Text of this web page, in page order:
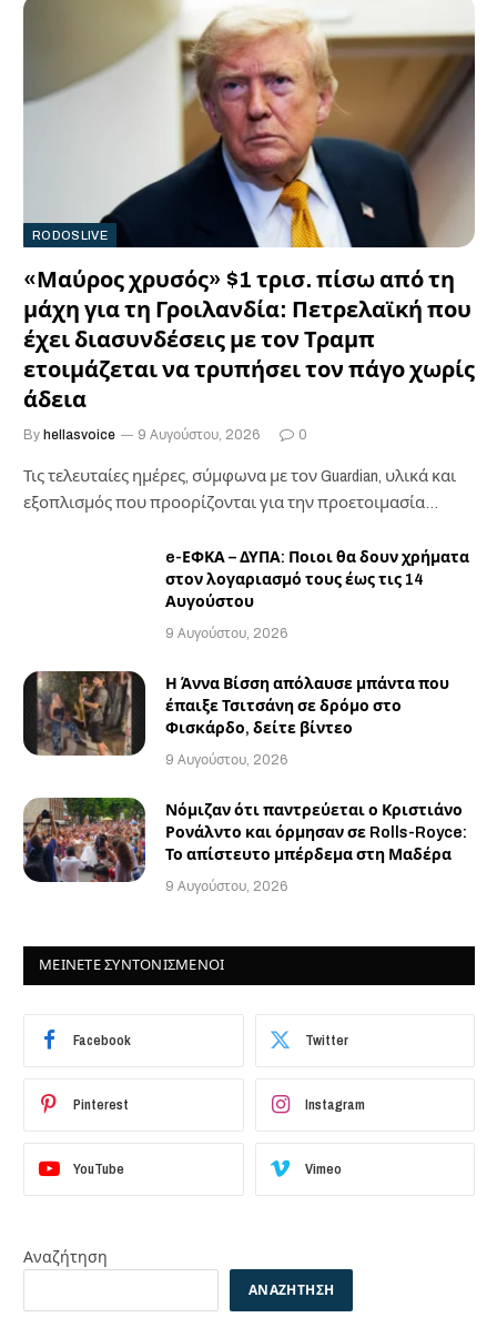
RODOSLIVE
«Μαύρος χρυσός» $1 τρισ. πίσω από τη
μάχη για τη Γροιλανδία: Πετρελαϊκή που
έχει διασυνδέσεις με τον Τραμπ
ετοιμάζεται να τρυπήσει τον πάγο χωρίς
άδεια
By hellasvoice 9 Αυγούστου, 2026 0
Τις τελευταίες ημέρες, σύμφωνα με τον Guardian, υλικά και
εξοπλισμός που προορίζονται για την προετοιμασία…
e-ΕΦΚΑ – ΔΥΠΑ: Ποιοι θα δουν χρήματα
στον λογαριασμό τους έως τις 14
Αυγούστου
9 Αυγούστου, 2026
Η Άννα Βίσση απόλαυσε μπάντα που
έπαιξε Τσιτσάνη σε δρόμο στο
Φισκάρδο, δείτε βίντεο
9 Αυγούστου, 2026
Νόμιζαν ότι παντρεύεται ο Κριστιάνο
Ρονάλντο και όρμησαν σε Rolls-Royce:
Το απίστευτο μπέρδεμα στη Μαδέρα
9 Αυγούστου, 2026
ΜΕΙΝΕΤΕ ΣΥΝΤΟΝΙΣΜΕΝΟΙ
Facebook Twitter
Pinterest Instagram
YouTube Vimeo
Αναζήτηση
ΑΝΑΖΉΤΗΣΗ